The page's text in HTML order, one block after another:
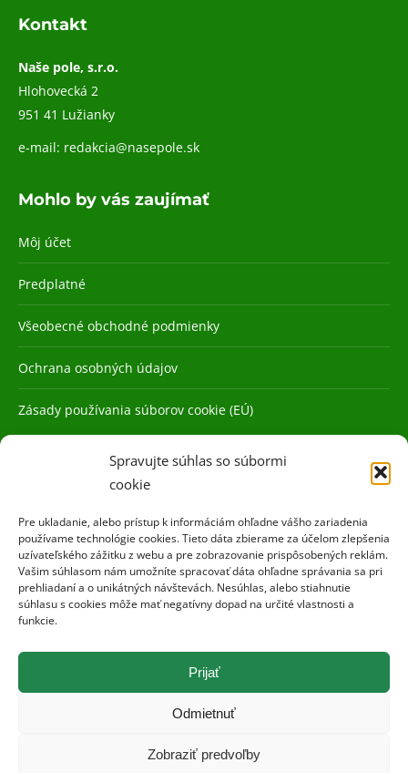
Spravujte súhlas so súbormi
cookie
Pre ukladanie, alebo prístup k informáciám ohľadne vášho zariadenia
používame technológie cookies. Tieto dáta zbierame za účelom zlepšenia
uzívateľského zážitku z webu a pre zobrazovanie prispôsobených reklám.
Vašim súhlasom nám umožníte spracovať dáta ohľadne správania sa pri
prehliadaní a o unikátných návštevách. Nesúhlas, alebo stiahnutie
súhlasu s cookies môže mať negatívny dopad na určité vlastnosti a
funkcie.
Prijať
Odmietnuť
Zobraziť predvoľby
Kontakt
Naše pole, s.r.o.
Hlohovecká 2
951 41 Lužianky
e-mail: redakcia@nasepole.sk
Mohlo by vás zaujímať
Môj účet
Predplatné
Všeobecné obchodné podmienky
Ochrana osobných údajov
Zásady používania súborov cookie (EÚ)